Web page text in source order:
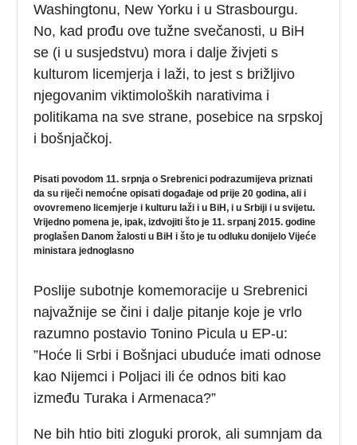
Washingtonu, New Yorku i u Strasbourgu.
No, kad prođu ove tužne svečanosti, u BiH
se (i u susjedstvu) mora i dalje živjeti s
kulturom licemjerja i laži, to jest s brižljivo
njegovanim viktimoloških narativima i
politikama na sve strane, posebice na srpskoj
i bošnjačkoj.
Pisati povodom 11. srpnja o Srebrenici podrazumijeva priznati
da su riječi nemoćne opisati događaje od prije 20 godina, ali i
ovovremeno licemjerje i kulturu laži i u BiH, i u Srbiji i u svijetu.
Vrijedno pomena je, ipak, izdvojiti što je 11. srpanj 2015. godine
proglašen Danom žalosti u BiH i što je tu odluku donijelo Vijeće
ministara jednoglasno
Poslije subotnje komemoracije u Srebrenici
najvažnije se čini i dalje pitanje koje je vrlo
razumno postavio Tonino Picula u EP-u:
”Hoće li Srbi i Bošnjaci ubuduće imati odnose
kao Nijemci i Poljaci ili će odnos biti kao
između Turaka i Armenaca?”
Ne bih htio biti zloguki prorok, ali sumnjam da